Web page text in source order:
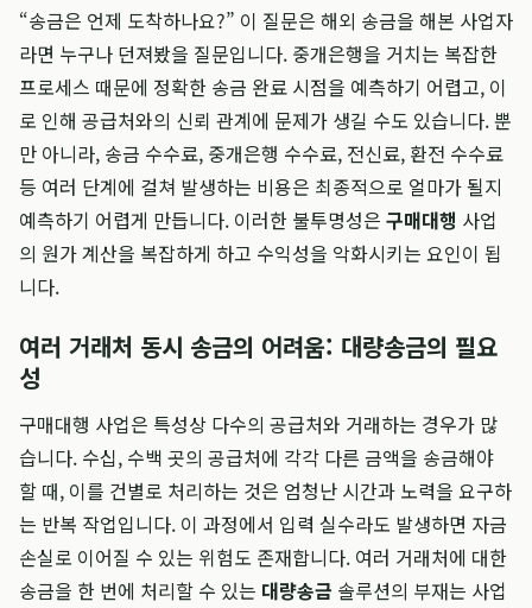
“송금은 언제 도착하나요?” 이 질문은 해외 송금을 해본 사업자
라면 누구나 던져봤을 질문입니다. 중개은행을 거치는 복잡한
프로세스 때문에 정확한 송금 완료 시점을 예측하기 어렵고, 이
로 인해 공급처와의 신뢰 관계에 문제가 생길 수도 있습니다. 뿐
만 아니라, 송금 수수료, 중개은행 수수료, 전신료, 환전 수수료
등 여러 단계에 걸쳐 발생하는 비용은 최종적으로 얼마가 될지
예측하기 어렵게 만듭니다. 이러한 불투명성은 구매대행 사업
의 원가 계산을 복잡하게 하고 수익성을 악화시키는 요인이 됩
니다.
여러 거래처 동시 송금의 어려움: 대량송금의 필요
성
구매대행 사업은 특성상 다수의 공급처와 거래하는 경우가 많
습니다. 수십, 수백 곳의 공급처에 각각 다른 금액을 송금해야
할 때, 이를 건별로 처리하는 것은 엄청난 시간과 노력을 요구하
는 반복 작업입니다. 이 과정에서 입력 실수라도 발생하면 자금
손실로 이어질 수 있는 위험도 존재합니다. 여러 거래처에 대한
송금을 한 번에 처리할 수 있는 대량송금 솔루션의 부재는 사업